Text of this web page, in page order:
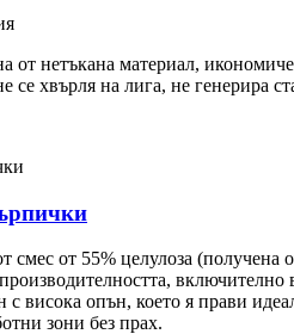
от нетъкана материал,
се хвърля на лига, не генерира
смес от 55% целулоза
с висока опън, което я прави
зони без прах.